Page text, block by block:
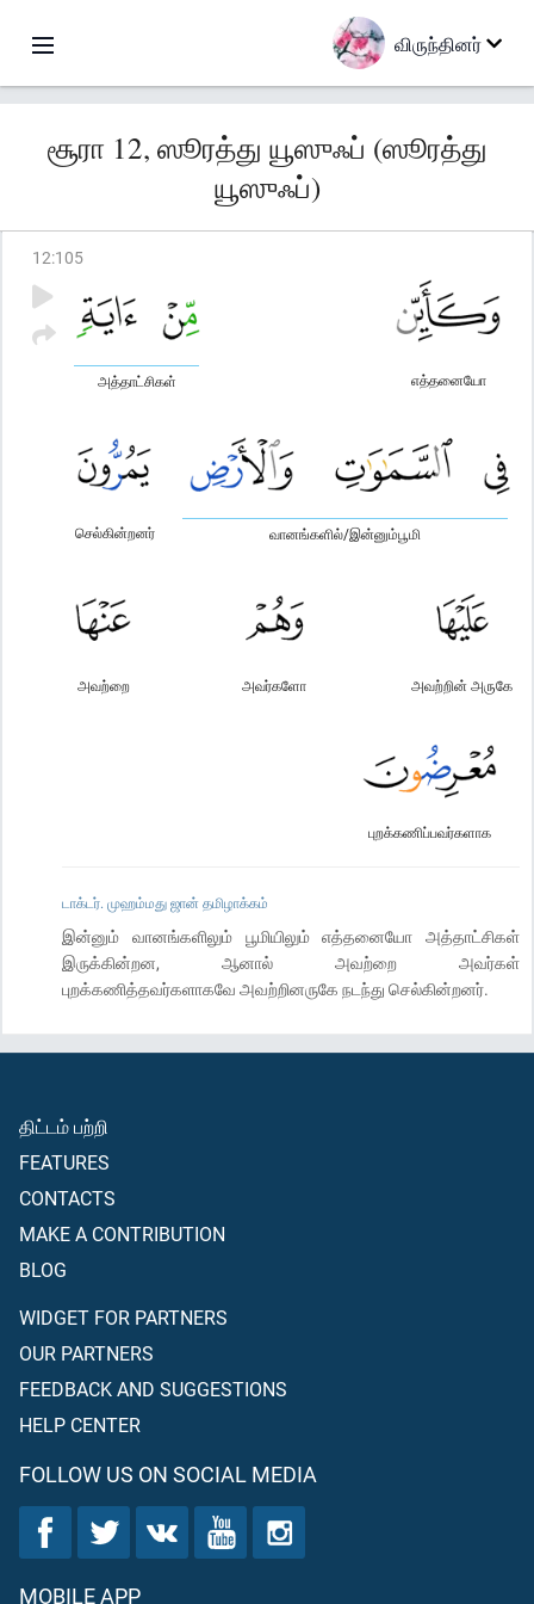
விருந்தினர்
சூரா 12, ஸூரத்து யூஸுஃப் (ஸூரத்து
யூஸுஃப்)
12:105
எத்தனையோ
அத்தாட்சிகள்
வானங்களில்/இன்னும்பூமி
செல்கின்றனர்
அவற்றின் அருகே
அவர்களோ
அவற்றை
புறக்கணிப்பவர்களாக
டாக்டர். முஹம்மது ஜான் தமிழாக்கம்
இன்னும் வானங்களிலும் பூமியிலும் எத்தனையோ அத்தாட்சிகள்
இருக்கின்றன, ஆனால் அவற்றை அவர்கள்
புறக்கணித்தவர்களாகவே அவற்றினருகே நடந்து செல்கின்றனர்.
திட்டம் பற்றி
FEATURES
CONTACTS
MAKE A CONTRIBUTION
BLOG
WIDGET FOR PARTNERS
OUR PARTNERS
FEEDBACK AND SUGGESTIONS
HELP CENTER
FOLLOW US ON SOCIAL MEDIA
MOBILE APP